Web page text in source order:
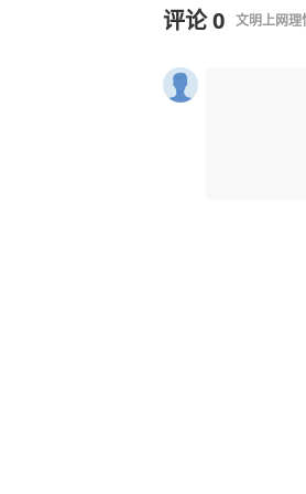
评论0 文明上网理